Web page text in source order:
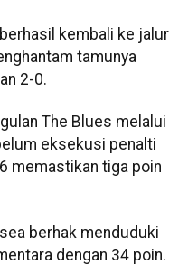
kembali ke jalur
tamunya
2-0.
The Blues melalui
eksekusi penalti
memastikan tiga poin
berhak menduduki
dengan 34 poin.